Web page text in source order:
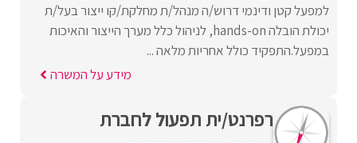
למפעל קטן ודינמי דרוש/ה מנהל/ת מחלקת/קו ייצור בעל/ת
יכולת הובלה hands-on, לניהול כלל מערך הייצור והאיכות
במפעל.התפקיד כולל אחריות מלאה ...
מידע על המשרה
רפרנט/ית תפעול לחברת